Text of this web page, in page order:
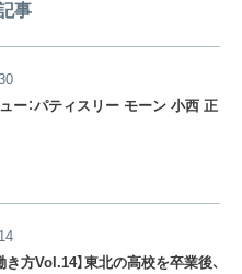
事
ー：パティスリー モーン 小西 正
き方Vol.14】東北の高校を卒業後、